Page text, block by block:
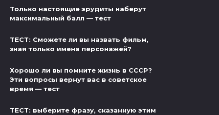
Только настоящие эрудиты наберут
максимальный балл — тест
ТЕСТ: Сможете ли вы назвать фильм,
зная только имена персонажей?
Хорошо ли вы помните жизнь в СССР?
Эти вопросы вернут вас в советское
время — тест
ТЕСТ: выберите фразу, сказанную этим